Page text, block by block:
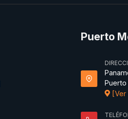
Puerto
Puerto